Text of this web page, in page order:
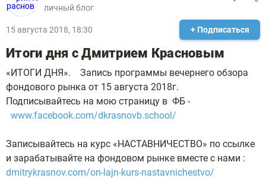
личный блог
15 августа 2018, 18:30 + Подписаться
Итоги дня с Дмитрием Красновым
«ИТОГИ ДНЯ». Запись программы вечернего обзора
фондового рынка от 15 августа 2018г.
Подписывайтесь на мою страницу в ФБ -
www.facebook.com/dkrasnovb.school/
Записывайтесь на курс «НАСТАВНИЧЕСТВО» по ссылке
и зарабатывайте на фондовом рынке вместе с нами :
dmitrykrasnov.com/on-lajn-kurs-nastavnichestvo/